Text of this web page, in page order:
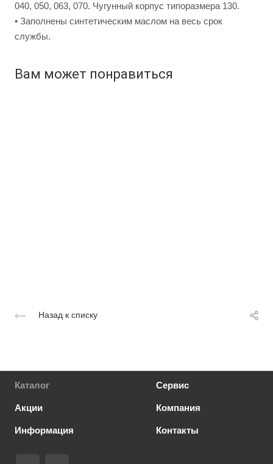
040, 050, 063, 070. Чугунный корпус типоразмера 130.
• Заполнены синтетическим маслом на весь срок
службы.
Вам может понравиться
Назад к списку
Каталог Сервис
Акции Компания
Информация Контакты